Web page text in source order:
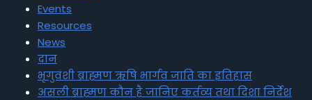
Events
Resources
News
दान
भृगुवंशी ब्राह्मण ऋषि भार्गव जाति का इतिहास
असली ब्राह्मण कौन है जानिए कर्तव्य तथा दिशा निर्देश